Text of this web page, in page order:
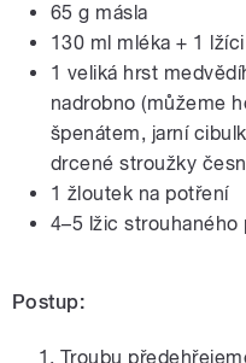
65 g másla
130 ml mléka + 1
1 veliká hrst
nadrobno (můžeme
špenátem, jarní
drcené stroužky
1 žloutek na potření
4–5 lžic strouhaného
Postup:
Troubu